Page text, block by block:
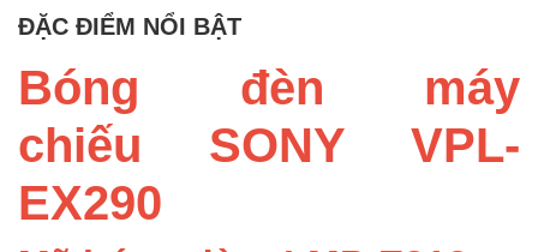
ĐẶC ĐIỂM NỔI BẬT
Bóng đèn máy
chiếu SONY VPL-
EX290